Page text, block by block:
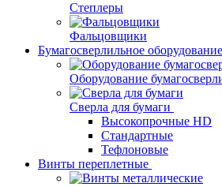
Степлеры
Фальцовщики
Бумагосверлильное оборудование
Оборудование
Сверла для бумаги
Высокопрочные HD
Стандартные
Тефлоновые
Винты переплетные